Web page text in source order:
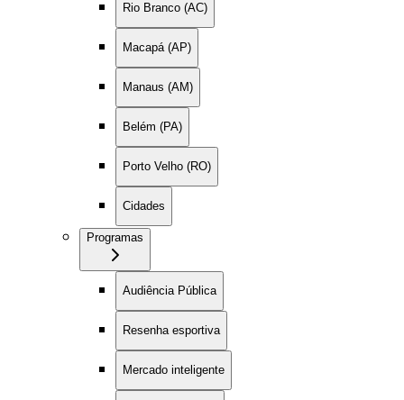
Rio Branco (AC)
Macapá (AP)
Manaus (AM)
Belém (PA)
Porto Velho (RO)
Cidades
Programas
Audiência Pública
Resenha esportiva
Mercado inteligente